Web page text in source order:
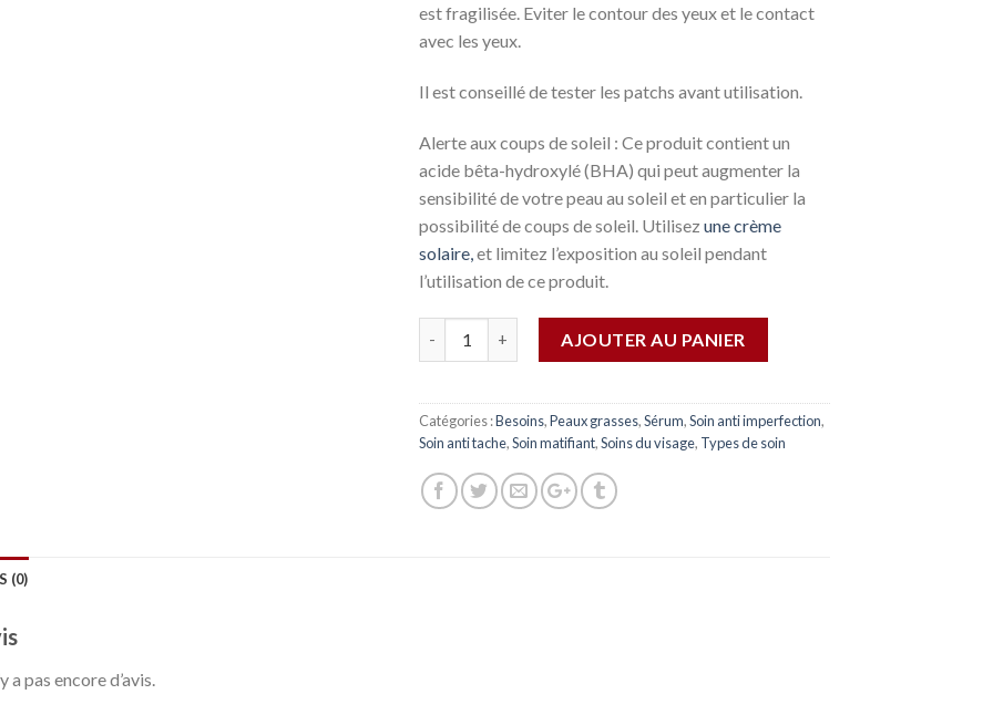
est fragilisée. Eviter le contour des yeux et le contact
avec les yeux.
Il est conseillé de tester les patchs avant utilisation.
Alerte aux coups de soleil : Ce produit contient un
acide bêta-hydroxylé (BHA) qui peut augmenter la
sensibilité de votre peau au soleil et en particulier la
possibilité de coups de soleil. Utilisez une crème
solaire,et limitez l’exposition au soleil pendant
l’utilisation de ce produit.
AJOUTER AU PANIER
Catégories :Besoins,Peaux grasses,Sérum,Soin anti imperfection,
Soin anti tache,Soin matifiant,Soins du visage, Types de soin
(0)
a pas encore d’avis.